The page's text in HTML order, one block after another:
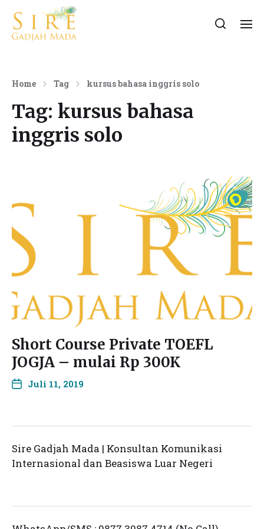
Home Tag kursus bahasa inggris solo
Tag: kursus bahasa
inggris solo
Short Course Private TOEFL
JOGJA – mulai Rp 300K
Juli 11, 2019
Sire Gadjah Mada | Konsultan Komunikasi
Internasional dan Beasiswa Luar Negeri